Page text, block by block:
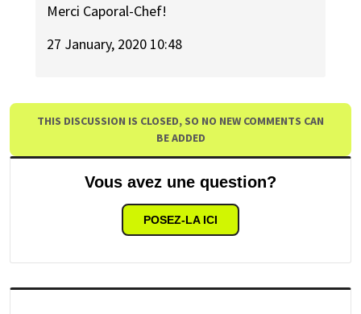
Merci Caporal-Chef!
27 January, 2020 10:48
THIS DISCUSSION IS CLOSED, SO NO NEW COMMENTS CAN
BE ADDED
Vous avez une question?
POSEZ-LA ICI